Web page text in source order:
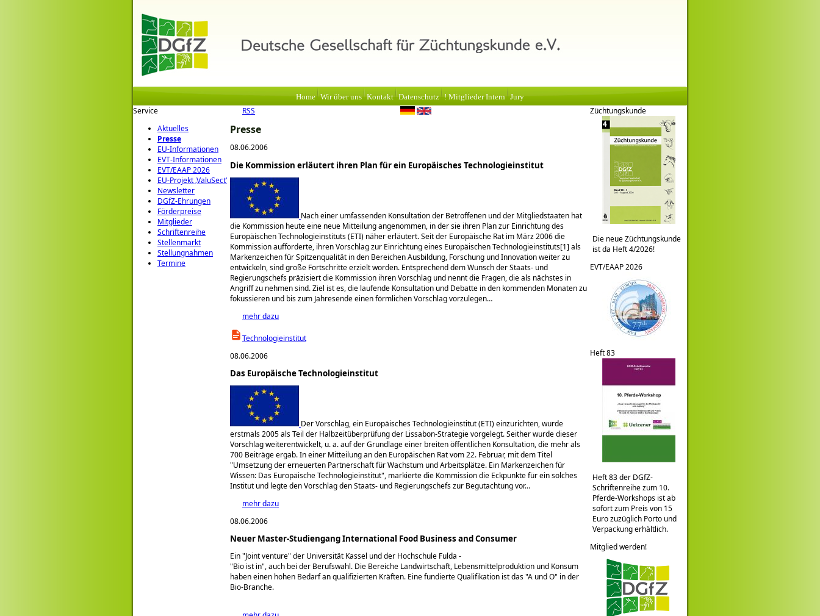
Home Wir über uns Kontakt Datenschutz ! Mitglieder Intern Jury
Service
Aktuelles
Presse
EU-Informationen
EVT-Informationen
EVT/EAAP 2026
EU-Projekt ‚ValuSect‘
Newsletter
DGfZ-Ehrungen
Förderpreise
Mitglieder
Schriftenreihe
Stellenmarkt
Stellungnahmen
Termine
RSS
Presse
08.06.2006
Die Kommission erläutert ihren Plan für ein Europäisches Technologieinstitut
Nach einer umfassenden Konsultation der Betroffenen und der Mitgliedstaaten hat
die Kommission heute eine neue Mitteilung angenommen, in der sie ihren Plan zur Einrichtung des
Europäischen Technologieinstituts (ETI) näher erläutert. Seit der Europäische Rat im März 2006 die
Kommission aufforderte, ihren Vorschlag zur Einrichtung eines Europäischen Technologieinstituts[1] als
Markenzeichen für Spitzenqualität in den Bereichen Ausbildung, Forschung und Innovation weiter zu
entwickeln, sind große Fortschritte erzielt worden. Entsprechend dem Wunsch der Staats- und
Regierungschefs präzisiert die Kommission ihren Vorschlag und nennt die Fragen, die als nächstes in
Angriff zu nehmen sind. Ziel ist es, die laufende Konsultation und Debatte in den kommenden Monaten zu
fokussieren und bis zum Jahresende einen förmlichen Vorschlag vorzulegen…
mehr dazu
Technologieinstitut
08.06.2006
Das Europäische Technologieinstitut
Der Vorschlag, ein Europäisches Technologieinstitut (ETI) einzurichten, wurde
erstmals 2005 als Teil der Halbzeitüberprüfung der Lissabon-Strategie vorgelegt. Seither wurde dieser
Vorschlag weiterentwickelt, u. a. auf der Grundlage einer breiten öffentlichen Konsultation, die mehr als
700 Beiträge ergab. In einer Mitteilung an den Europäischen Rat vom 22. Februar, mit dem Titel
Umsetzung der erneuerten Partnerschaft für Wachstum und Arbeitsplätze. Ein Markenzeichen für
Wissen: Das Europäische Technologieinstitut , markierte die Kommission die Eckpunkte für ein solches
Institut und legte den Vorschlag den Staats- und Regierungschefs zur Begutachtung vor…
mehr dazu
08.06.2006
Neuer Master-Studiengang International Food Business and Consumer
Ein "Joint venture" der Universität Kassel und der Hochschule Fulda -
"Bio ist in", auch bei der Berufswahl. Die Bereiche Landwirtschaft, Lebensmittelproduktion und Konsum
haben einen hohen Bedarf an qualifizierten Kräften. Eine fundierte Qualifikation ist das "A und O" in der
Bio-Branche.
Züchtungskunde
Die neue Züchtungskunde
ist da Heft 4/2026!
EVT/EAAP 2026
Heft 83
Heft 83 der DGfZ-
Schriftenreihe zum 10.
Pferde-Workshops ist ab
sofort zum Preis von 15
Euro zuzüglich Porto und
Verpackung erhältlich.
Mitglied werden!